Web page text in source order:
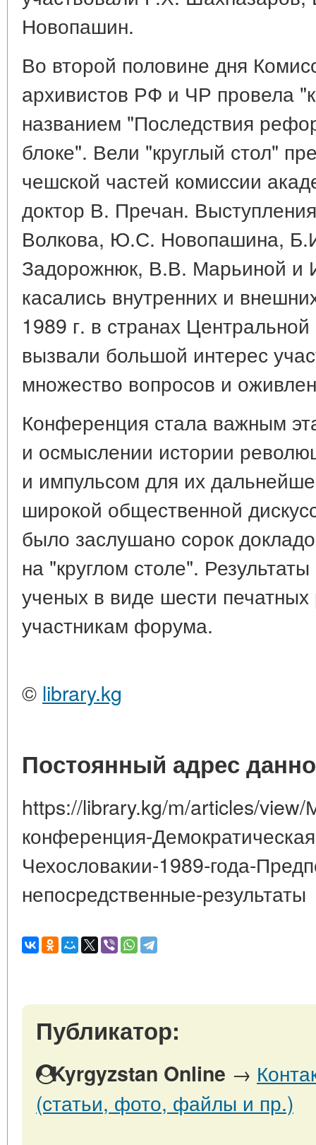
Новопашин.
Во второй половине дня
архивистов РФ и ЧР провела
названием "Последствия
блоке". Вели "круглый стол"
чешской частей комиссии
доктор В. Пречан.
Волкова, Ю.С. Новопашина,
Задорожнюк, В.В. Марьиной и
касались внутренних и
1989 г. в странах
вызвали большой интерес
множество вопросов и
Конференция стала важным
и осмыслении истории
и импульсом для их
широкой общественной
было заслушано сорок
на "круглом столе".
ученых в виде шести
участникам форума.
© library.kg
Постоянный адрес
https://library.kg/m/articles/
конференция-
Чехословакии-1989-года-
непосредственные-результаты
Публикатор:
Kyrgyzstan Online →
(статьи, фото, файлы и пр.)